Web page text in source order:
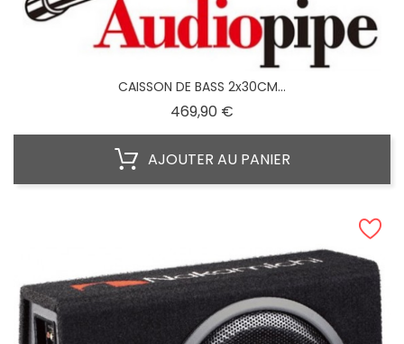
CAISSON DE BASS 2x30CM...
469,90 €
AJOUTER AU PANIER